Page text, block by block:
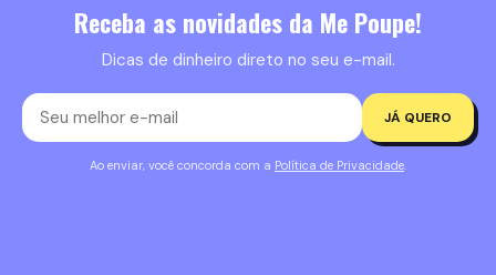
Receba as novidades da Me Poupe!
Dicas de dinheiro direto no seu e-mail.
JÁ QUERO
Ao enviar, você concorda com a Política de Privacidade